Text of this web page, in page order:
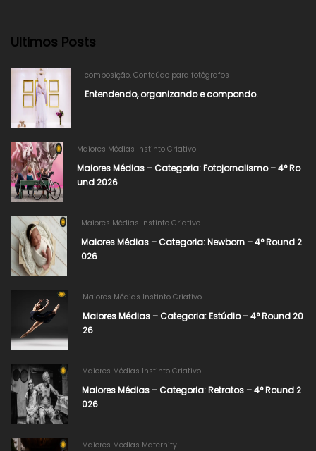
Ultimos Posts
composição, Conteúdo para fotógrafos
Entendendo, organizando e compondo.
Maiores Médias Instinto Criativo
Maiores Médias – Categoria: Fotojornalismo – 4° Ro
und 2026​
Maiores Médias Instinto Criativo
Maiores Médias – Categoria: Newborn – 4° Round 2
026​
Maiores Médias Instinto Criativo
Maiores Médias – Categoria: Estúdio – 4° Round 20
26​
Maiores Médias Instinto Criativo
Maiores Médias – Categoria: Retratos – 4° Round 2
026​
Maiores Medias Maternity